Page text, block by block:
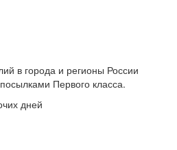
в города и регионы России
Первого класса.
дней